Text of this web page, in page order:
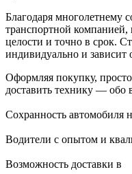
Благодаря многолетнему
транспортной компанией,
целости и точно в срок.
индивидуально и зависит
Оформляя покупку,
доставить технику — обо
Сохранность автомобиля
Водители с опытом и
Возможность доставки в